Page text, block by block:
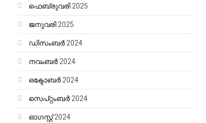
ഫെബ്രുവരി 2025
ജനുവരി 2025
ഡിസംബർ 2024
നവംബർ 2024
ഒക്ടോബർ 2024
സെപ്റ്റംബർ 2024
ഓഗസ്റ്റ്‌ 2024